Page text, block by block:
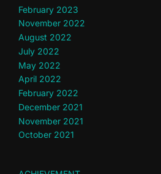
February 2023
November 2022
August 2022
July 2022
May 2022
April 2022
February 2022
December 2021
November 2021
October 2021